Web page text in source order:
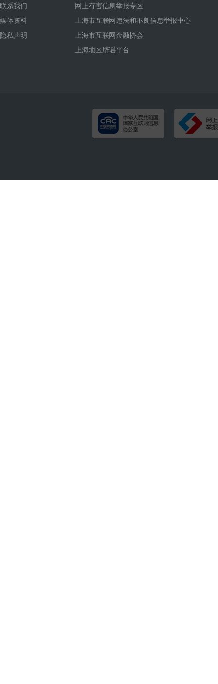
联系我们
媒体资料
隐私声明
网上有害信息举报专区
上海市互联网违法和不良信息举报中心
上海市互联网金融协会
上海地区辟谣平台